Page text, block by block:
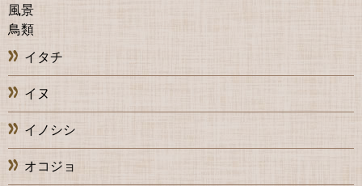
風景
鳥類
イタチ
イヌ
イノシシ
オコジョ